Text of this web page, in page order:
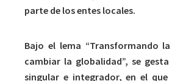
parte de los entes locales.
Bajo el lema “Transformando
cambiar la globalidad”, se
singular e integrador, en el